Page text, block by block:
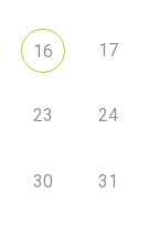
16 17
23 24
30 31